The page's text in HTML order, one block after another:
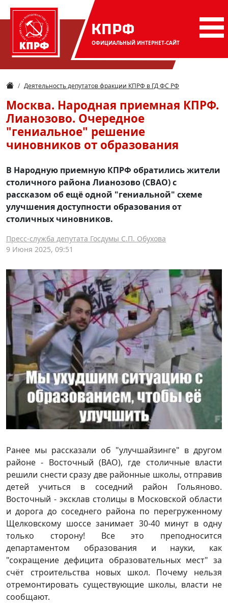
КПРФ
ОФИЦИАЛЬНЫЙ ИНТЕРНЕТ-САЙТ
Деятельность депутатов фракции КПРФ в ГД ФС РФ
Москва. Народная приемная КПРФ.
Лианозово. Очередное
"гениальное" решение
чиновников от образования
В Народную приемную КПРФ обратились жители
столичного района Лианозово (СВАО) с
рассказом об ещё одной "гениальной" схеме
улучшения доступности образования от
столичных чиновников.
Пресс-служба депутата Госдумы С.П. Обухова
9 Июня 2025, 09:51
Ранее мы рассказали об "улучшайзинге" в другом
районе - Восточный (ВАО), где столичные власти
решили снести сразу две районные школы, отправив
детей учиться в соседний район Гольяново.
Восточный - эксклав столицы в Московской области
и дорога до соседнего района по перегруженному
Щелковскому шоссе занимает 30-40 минут в одну
только сторону! Все это преподносится
департаментом образования и науки, как
"сокращение дефицита образовательных мест" за
счёт строительства новых школ. Почему нельзя
отремонтировать существующие школы, власти не
сообщают.